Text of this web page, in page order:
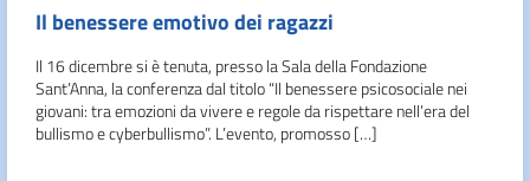
Il benessere emotivo dei ragazzi
Il 16 dicembre si è tenuta, presso la Sala della Fondazione
Sant’Anna, la conferenza dal titolo “Il benessere psicosociale nei
giovani: tra emozioni da vivere e regole da rispettare nell’era del
bullismo e cyberbullismo”. L’evento, promosso […]